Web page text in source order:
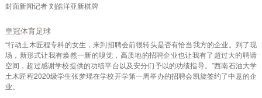
封面新闻记者 刘皓洋亚新棋牌
皇冠体育足球
“行动土木匠程专科的女生，来到招聘会前很转头是否有恰当我方的企业。到了现
场，新形式让我有焕然一新的嗅觉，高质地的招聘企业也让我有了超过大的聘请
空间，超过感谢学校提供的功绩平台以及安分们予以的功绩指导。”西南石油大学
土木匠程2020级学生张梦瑶在学校开学第一周举办的招聘会凯旋签约了中意的企
业。